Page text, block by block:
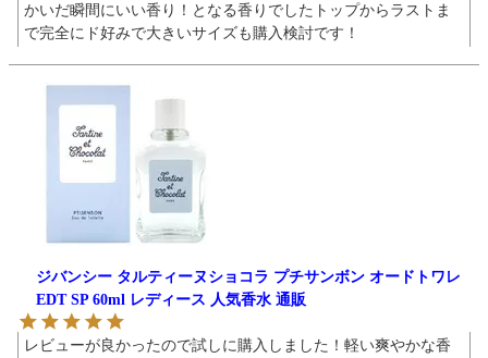
かいだ瞬間にいい香り！となる香りでしたトップからラストま
で完全にド好みで大きいサイズも購入検討です！
ジバンシー タルティーヌショコラ プチサンボン オードトワレ
EDT SP 60ml レディース 人気香水 通販
レビューが良かったので試しに購入しました！軽い爽やかな香